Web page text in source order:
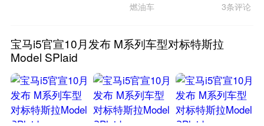
燃油车 3条评论
宝马i5官宣10月发布 M系列车型对标特斯拉
Model SPlaid